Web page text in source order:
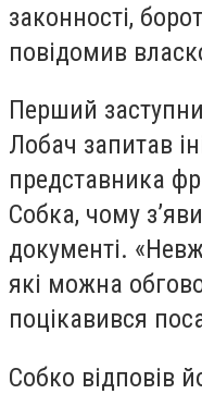
законності,
повідомив
Перший
Лобач запитав
представника
Собка, чому
документі.
які можна
поцікавився
Собко відповів